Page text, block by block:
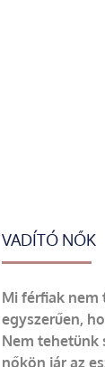
VADÍTÓ NŐK
Mi férfiak nem
egyszerűen,
Nem tehetünk
nőkön jár az